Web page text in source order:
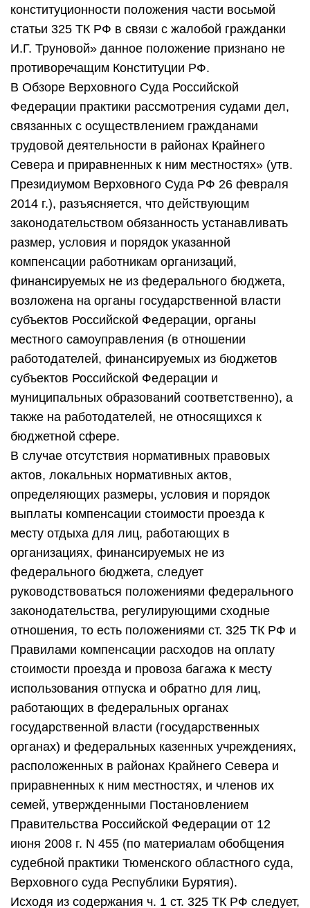
конституционности положения части восьмой
статьи 325 ТК РФ в связи с жалобой гражданки
И.Г. Труновой» данное положение признано не
противоречащим Конституции РФ.
В Обзоре Верховного Суда Российской
Федерации практики рассмотрения судами дел,
связанных с осуществлением гражданами
трудовой деятельности в районах Крайнего
Севера и приравненных к ним местностях» (утв.
Президиумом Верховного Суда РФ 26 февраля
2014 г.), разъясняется, что действующим
законодательством обязанность устанавливать
размер, условия и порядок указанной
компенсации работникам организаций,
финансируемых не из федерального бюджета,
возложена на органы государственной власти
субъектов Российской Федерации, органы
местного самоуправления (в отношении
работодателей, финансируемых из бюджетов
субъектов Российской Федерации и
муниципальных образований соответственно), а
также на работодателей, не относящихся к
бюджетной сфере.
В случае отсутствия нормативных правовых
актов, локальных нормативных актов,
определяющих размеры, условия и порядок
выплаты компенсации стоимости проезда к
месту отдыха для лиц, работающих в
организациях, финансируемых не из
федерального бюджета, следует
руководствоваться положениями федерального
законодательства, регулирующими сходные
отношения, то есть положениями ст. 325 ТК РФ и
Правилами компенсации расходов на оплату
стоимости проезда и провоза багажа к месту
использования отпуска и обратно для лиц,
работающих в федеральных органах
государственной власти (государственных
органах) и федеральных казенных учреждениях,
расположенных в районах Крайнего Севера и
приравненных к ним местностях, и членов их
семей, утвержденными Постановлением
Правительства Российской Федерации от 12
июня 2008 г. N 455 (по материалам обобщения
судебной практики Тюменского областного суда,
Верховного суда Республики Бурятия).
Исходя из содержания ч. 1 ст. 325 ТК РФ следует,